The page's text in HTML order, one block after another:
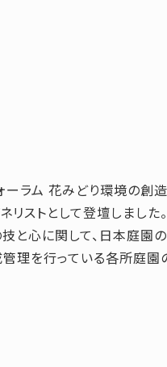
ーラム 花みどり環境の創
トとして登壇しました。
心に関して、日本庭園
理を行っている各所庭